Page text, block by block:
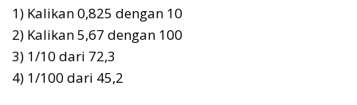
1) Kalikan 0,825 dengan 10
2) Kalikan 5,67 dengan 100
3) 1/10 dari 72,3
4) 1/100 dari 45,2